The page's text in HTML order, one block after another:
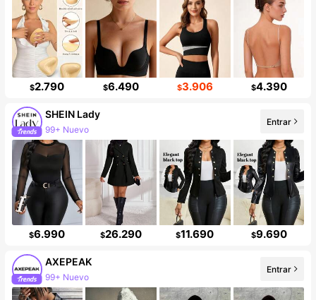
$2.790 $6.490 $3.906 $4.390
SHEIN Lady
99+ Nuevo
Incremento de seguidores de 10%
Entrar
$6.990 $26.290 $11.690 $9.690
AXEPEAK
99+ Nuevo
380K seguidores
Entrar